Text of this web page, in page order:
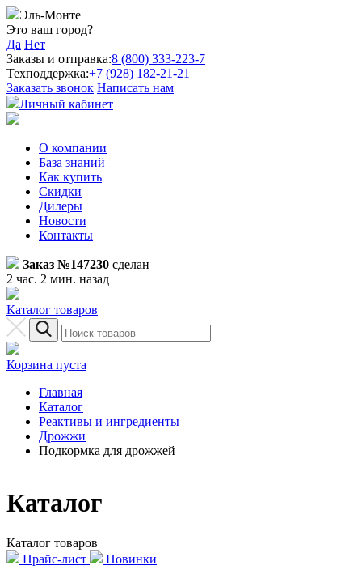
Эль-Монте
Это ваш город?
Да Нет
Заказы и отправка:8 (800) 333-223-7
Техподдержка:+7 (928) 182-21-21
Заказать звонок Написать нам
Личный кабинет
О компании
База знаний
Как купить
Скидки
Дилеры
Новости
Контакты
Заказ №147230 сделан
2 час. 2 мин. назад
Каталог товаров
Корзина пуста
Главная
Каталог
Реактивы и ингредиенты
Дрожжи
Подкормка для дрожжей
Каталог
Каталог товаров
Прайс-лист
Новинки